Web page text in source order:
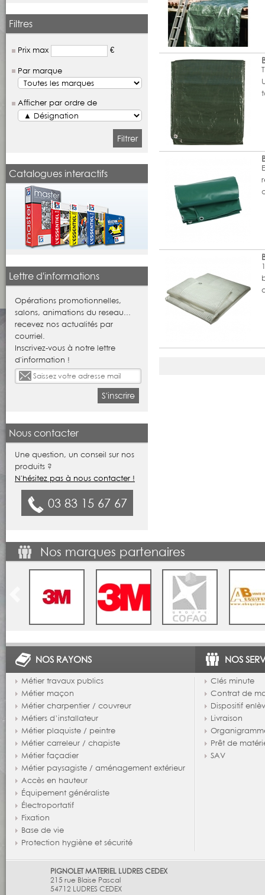
Filtres
Prix max €
Par marque
Afficher par ordre de
Filtrer
Catalogues interactifs
Lettre d'informations
Opérations promotionnelles,
salons, animations du reseau...
recevez nos actualités par
courriel.
Inscrivez-vous à notre lettre
d'information !
S'inscrire
Nous contacter
Une question, un conseil sur nos
produits ?
N'hésitez pas à nous contacter !
03 83 15 67 67
Nos marques partenaires
NOS RAYONS
Métier travaux publics
Métier maçon
Métier charpentier / couvreur
Métiers d’installateur
Métier plaquiste / peintre
Métier carreleur / chapiste
Métier façadier
Métier paysagiste / aménagement extérieur
Accès en hauteur
Équipement généraliste
Électroportatif
Fixation
Base de vie
Protection hygiène et sécurité
NOS
Clés minute
Contrat de
Dispositif
Livraison
Prêt de
SAV
PIGNOLET MATERIEL LUDRES CEDEX
215 rue Blaise Pascal
54712 LUDRES CEDEX